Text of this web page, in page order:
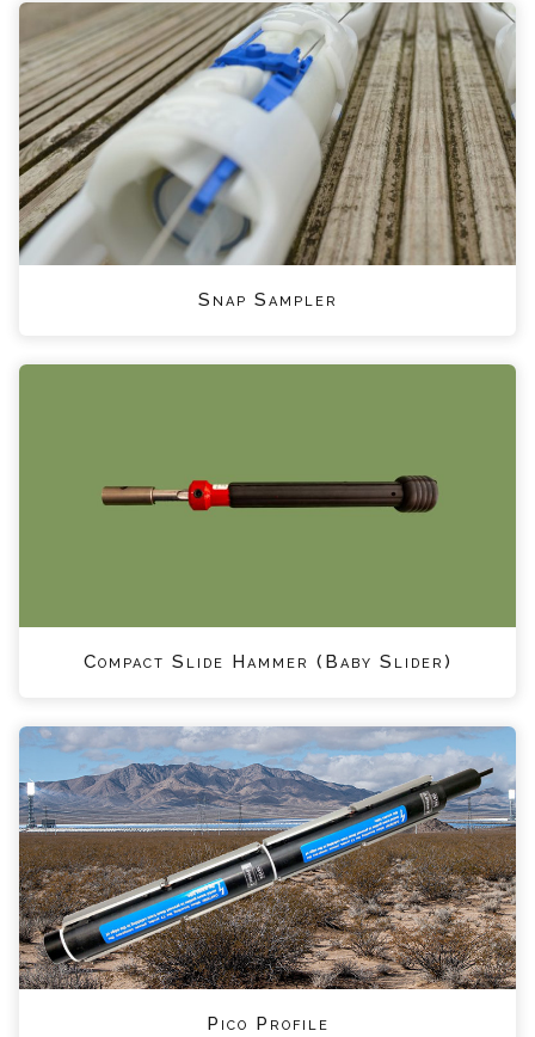
Snap Sampler
Compact Slide Hammer (Baby Slider)
Pico Profile